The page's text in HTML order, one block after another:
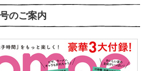
のご案内